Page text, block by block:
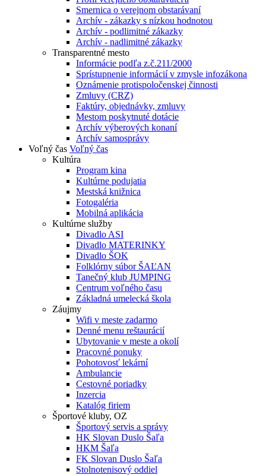
Smernica o verejnom obstarávaní
Archív - zákazky s nízkou hodnotou
Archív - podlimitné zákazky
Archív - nadlimitné zákazky
Transparentné mesto
Informácie podľa z.č.211/2000
Sprístupnenie informácií v zmysle infozákona
Oznámenie protispoločenskej činnosti
Zmluvy (CRZ)
Faktúry, objednávky, zmluvy
Mestom poskytnuté dotácie
Archív výberových konaní
Archív samosprávy
Voľný čas Voľný čas
Kultúra
Program kina
Kultúrne podujatia
Mestská knižnica
Fotogaléria
Mobilná aplikácia
Kultúrne služby
Divadlo ASI
Divadlo MATERINKY
Divadlo ŠOK
Folklórny súbor ŠAĽAN
Tanečný klub JUMPING
Centrum voľného času
Základná umelecká škola
Záujmy
Wifi v meste zadarmo
Denné menu reštaurácií
Ubytovanie v meste a okolí
Pracovné ponuky
Pohotovosť lekární
Ambulancie
Cestovné poriadky
Inzercia
Katalóg firiem
Športové kluby, OZ
Športový servis a správy
HK Slovan Duslo Šaľa
HKM Šaľa
FK Slovan Duslo Šaľa
Stolnotenisový oddiel